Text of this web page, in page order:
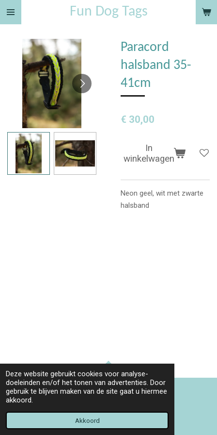
Deze website gebruikt cookies voor analyse-
doeleinden en/of het tonen van advertenties. Door
gebruik te blijven maken van de site gaat u hiermee
akkoord.
Akkoord
Ga
direct
hoofdinhoud
Fun Dog Tags
Paracord
halsband 35-
41cm
€ 30,00
In
winkelwagen
Neon geel, wit met zwarte
halsband
TOP